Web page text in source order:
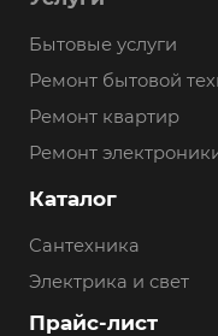
Бытовые услуги
Ремонт бытовой
Ремонт квартир
Ремонт
Каталог
Сантехника
Электрика и свет
Прайс-лист